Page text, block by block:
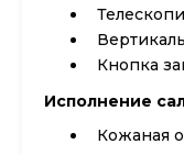
Кнопка
Исполнение
Кожаная